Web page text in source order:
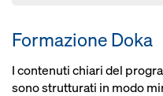
Formazione Doka
I contenuti chiari del
sono strutturati in modo